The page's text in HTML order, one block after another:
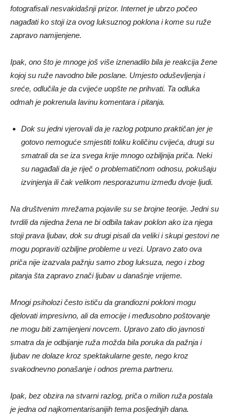
fotografisali nesvakidašnji prizor. Internet je ubrzo počeo
nagađati ko stoji iza ovog luksuznog poklona i kome su ruže
zapravo namijenjene.
Ipak, ono što je mnoge još više iznenadilo bila je reakcija žene
kojoj su ruže navodno bile poslane. Umjesto oduševljenja i
sreće, odlučila je da cvijeće uopšte ne prihvati. Ta odluka
odmah je pokrenula lavinu komentara i pitanja.
Dok su jedni vjerovali da je razlog potpuno praktičan jer je
gotovo nemoguće smjestiti toliku količinu cvijeća, drugi su
smatrali da se iza svega krije mnogo ozbiljnija priča. Neki
su nagađali da je riječ o problematičnom odnosu, pokušaju
izvinjenja ili čak velikom nesporazumu između dvoje ljudi.
Na društvenim mrežama pojavile su se brojne teorije. Jedni su
tvrdili da nijedna žena ne bi odbila takav poklon ako iza njega
stoji prava ljubav, dok su drugi pisali da veliki i skupi gestovi ne
mogu popraviti ozbiljne probleme u vezi. Upravo zato ova
priča nije izazvala pažnju samo zbog luksuza, nego i zbog
pitanja šta zapravo znači ljubav u današnje vrijeme.
Mnogi psiholozi često ističu da grandiozni pokloni mogu
djelovati impresivno, ali da emocije i međusobno poštovanje
ne mogu biti zamijenjeni novcem. Upravo zato dio javnosti
smatra da je odbijanje ruža možda bila poruka da pažnja i
ljubav ne dolaze kroz spektakularne geste, nego kroz
svakodnevno ponašanje i odnos prema partneru.
Ipak, bez obzira na stvarni razlog, priča o milion ruža postala
je jedna od najkomentarisanijih tema posljednjih dana.